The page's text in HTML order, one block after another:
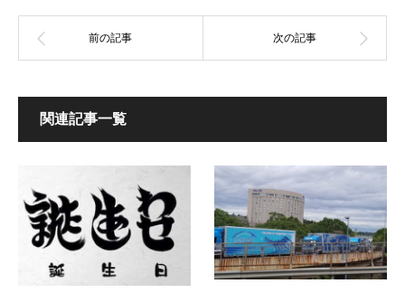
関連記事一覧